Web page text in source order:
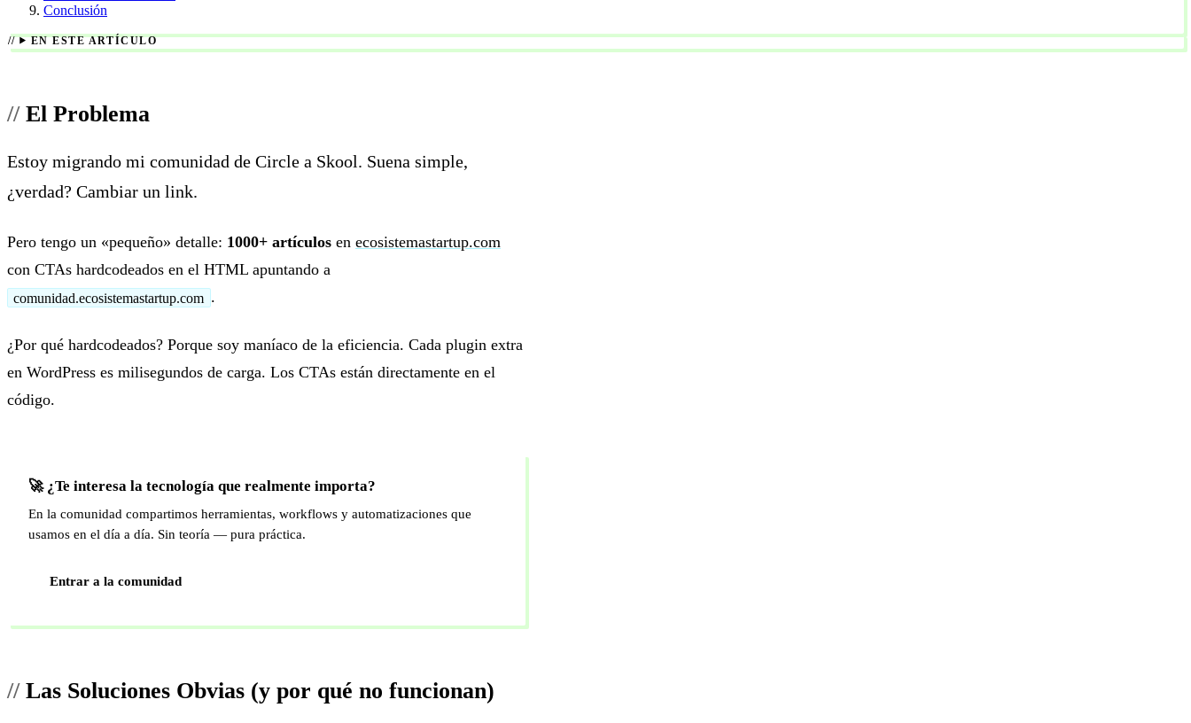
Conclusión
EN ESTE ARTÍCULO
El Problema
Estoy migrando mi comunidad de Circle a Skool. Suena simple,
¿verdad? Cambiar un link.
Pero tengo un «pequeño» detalle: 1000+ artículos en ecosistemastartup.com
con CTAs hardcodeados en el HTML apuntando a
comunidad.ecosistemastartup.com .
¿Por qué hardcodeados? Porque soy maníaco de la eficiencia. Cada plugin extra
en WordPress es milisegundos de carga. Los CTAs están directamente en el
código.
🚀 ¿Te interesa la tecnología que realmente importa?
En la comunidad compartimos herramientas, workflows y automatizaciones que
usamos en el día a día. Sin teoría — pura práctica.
Entrar a la comunidad
Las Soluciones Obvias (y por qué no funcionan)